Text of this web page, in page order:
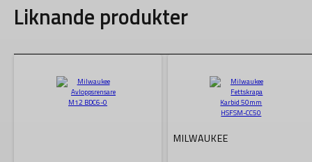
Liknande produkter
MILWAUKEE